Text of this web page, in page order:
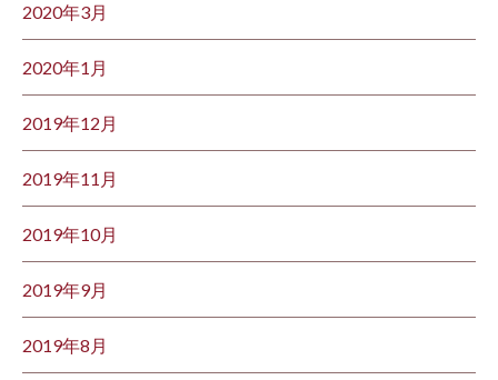
2020年3月
2020年1月
2019年12月
2019年11月
2019年10月
2019年9月
2019年8月